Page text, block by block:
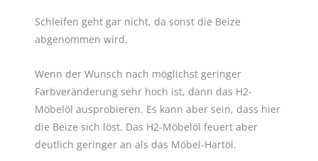
Schleifen geht gar nicht, da sonst die Beize
abgenommen wird.
Wenn der Wunsch nach möglichst geringer
Farbveränderung sehr hoch ist, dann das H2-
Möbelöl ausprobieren. Es kann aber sein, dass hier
die Beize sich löst. Das H2-Möbelöl feuert aber
deutlich geringer an als das Möbel-Hartöl.